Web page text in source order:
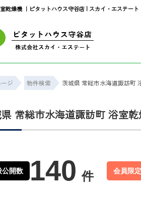
乾燥機 ｜ピタットハウス守谷店 | スカイ・エステート
ジ 物件検索 茨城県 常総市水海道諏訪町
常総市水海道諏訪町 浴室
公開数 140 件 会員限